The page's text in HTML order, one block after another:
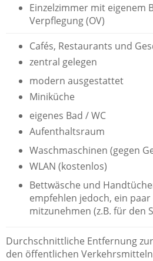
Einzelzimmer mit eigenem
Verpflegung (OV)
Cafés, Restaurants und
zentral gelegen
modern ausgestattet
Miniküche
eigenes Bad / WC
Aufenthaltsraum
Waschmaschinen (gegen
WLAN (kostenlos)
Bettwäsche und
empfehlen jedoch, ein
mitzunehmen (z.B. für den
Durchschnittliche Entfernung
den öffentlichen